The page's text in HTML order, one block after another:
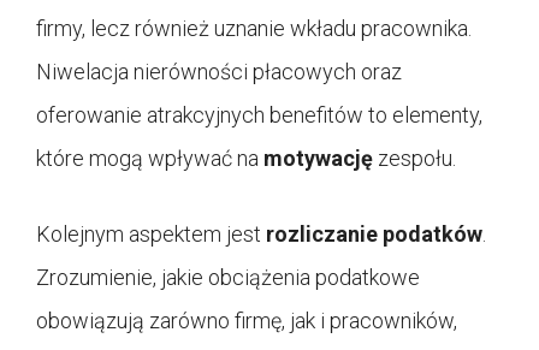
firmy, lecz również uznanie wkładu pracownika.
Niwelacja nierówności płacowych oraz
oferowanie atrakcyjnych benefitów to elementy,
które mogą wpływać na motywację zespołu.
Kolejnym aspektem jest rozliczanie podatków.
Zrozumienie, jakie obciążenia podatkowe
obowiązują zarówno firmę, jak i pracowników,